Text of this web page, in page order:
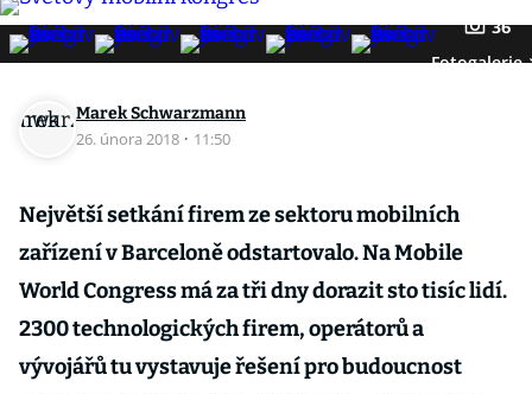
36
Fotogalerie
Marek Schwarzmann
26. února 2018 · 11:50
Největší setkání firem ze sektoru mobilních
zařízení v Barceloně odstartovalo. Na Mobile
World Congress má za tři dny dorazit sto tisíc lidí.
2300 technologických firem, operátorů a
vývojářů tu vystavuje řešení pro budoucnost